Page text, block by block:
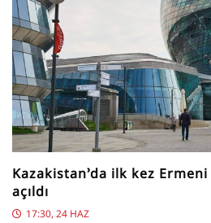
Kazakistan’da ilk kez
açıldı
17:30, 24 HAZ